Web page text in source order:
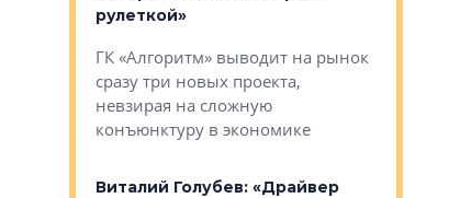
рулеткой»
ГК «Алгоритм» выводит на рынок
сразу три новых проекта,
невзирая на сложную
конъюнктуру в экономике
Виталий Голубев: «Драйвер